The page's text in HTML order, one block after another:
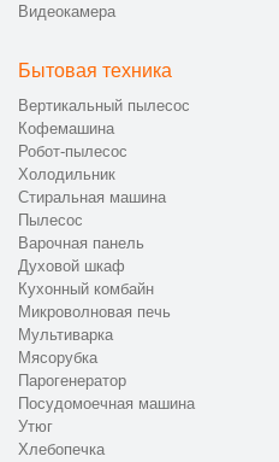
Видеокамера
Бытовая техника
Вертикальный пылесос
Кофемашина
Робот-пылесос
Холодильник
Стиральная машина
Пылесос
Варочная панель
Духовой шкаф
Кухонный комбайн
Микроволновая печь
Мультиварка
Мясорубка
Парогенератор
Посудомоечная машина
Утюг
Хлебопечка